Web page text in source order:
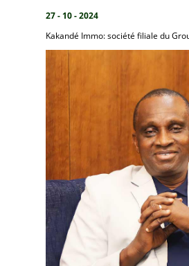
27 - 10 - 2024
Kakandé Immo: société filiale du